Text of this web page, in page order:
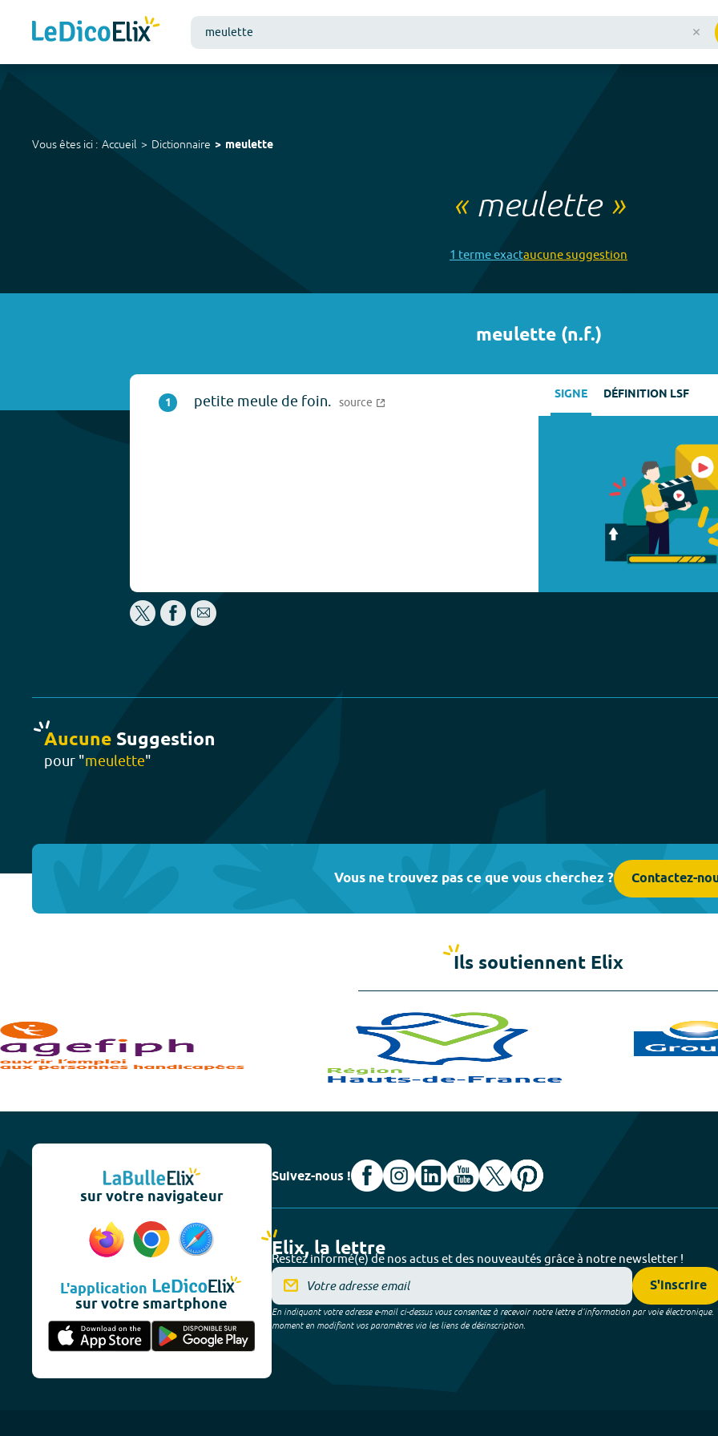
Vous êtes ici : Accueil Dictionnaire meulette
« meulette»
1 termeexactaucunesuggestion
meulette(n.f.)
1 petite meule de foin. source SIGNE DÉFINITION LSF
Aucune Suggestion
pour "meulette"
Vous ne trouvez pas ce que vous cherchez ? Contactez-
Ils soutiennent Elix
sur votre navigateur
L'application
sur votre smartphone
Suivez-nous !
Elix, la lettre
Restez informé(e) de nos actus et des nouveautés grâce à notre newsletter !
S'inscrire
En indiquant votre adresse e-mail ci-dessus vous consentez à recevoir notre lettre d’information par voie électronique.
moment en modifiant vos paramètres via les liens de désinscription.